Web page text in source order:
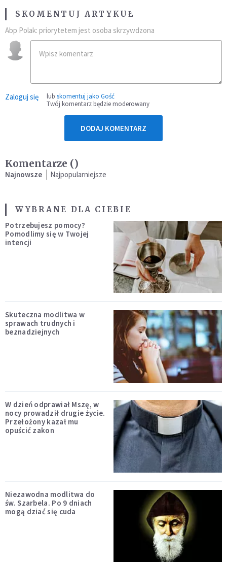
SKOMENTUJ ARTYKUŁ
Abp Polak: priorytetem jest osoba skrzywdzona
Zaloguj się lub skomentuj jako Gość
Twój komentarz będzie moderowany
DODAJ KOMENTARZ
Komentarze ()
Najnowsze Najpopularniejsze
WYBRANE DLA CIEBIE
Potrzebujesz pomocy?
Pomodlimy się w Twojej
intencji
Skuteczna modlitwa w
sprawach trudnych i
beznadziejnych
W dzień odprawiał Mszę, w
nocy prowadził drugie życie.
Przełożony kazał mu
opuścić zakon
Niezawodna modlitwa do
św. Szarbela. Po 9 dniach
mogą dziać się cuda